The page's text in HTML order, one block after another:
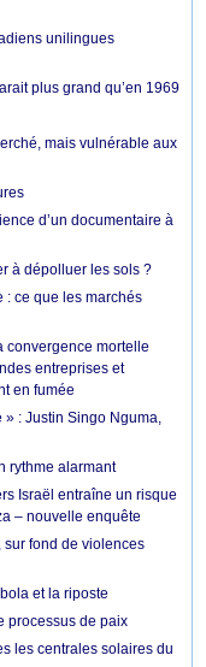
unilingues
plus grand qu’en 1969
mais vulnérable aux
d’un documentaire à
à dépolluer les sols ?
: ce que les marchés
convergence mortelle
entreprises et
en fumée
» : Justin Singo Nguma,
rythme alarmant
Israël entraîne un risque
– nouvelle enquête
fond de violences
et la riposte
processus de paix
les centrales solaires du